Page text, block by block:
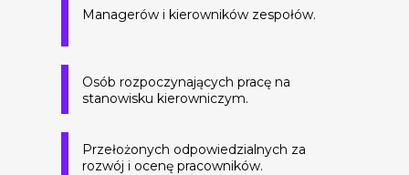
Managerów i kierowników zespołów.
Osób rozpoczynających pracę na
stanowisku kierowniczym.
Przełożonych odpowiedzialnych za
rozwój i ocenę pracowników.